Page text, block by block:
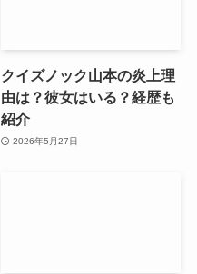
クイズノック山本の炎上理
由は？彼女はいる？経歴も
紹介
2026年5月27日